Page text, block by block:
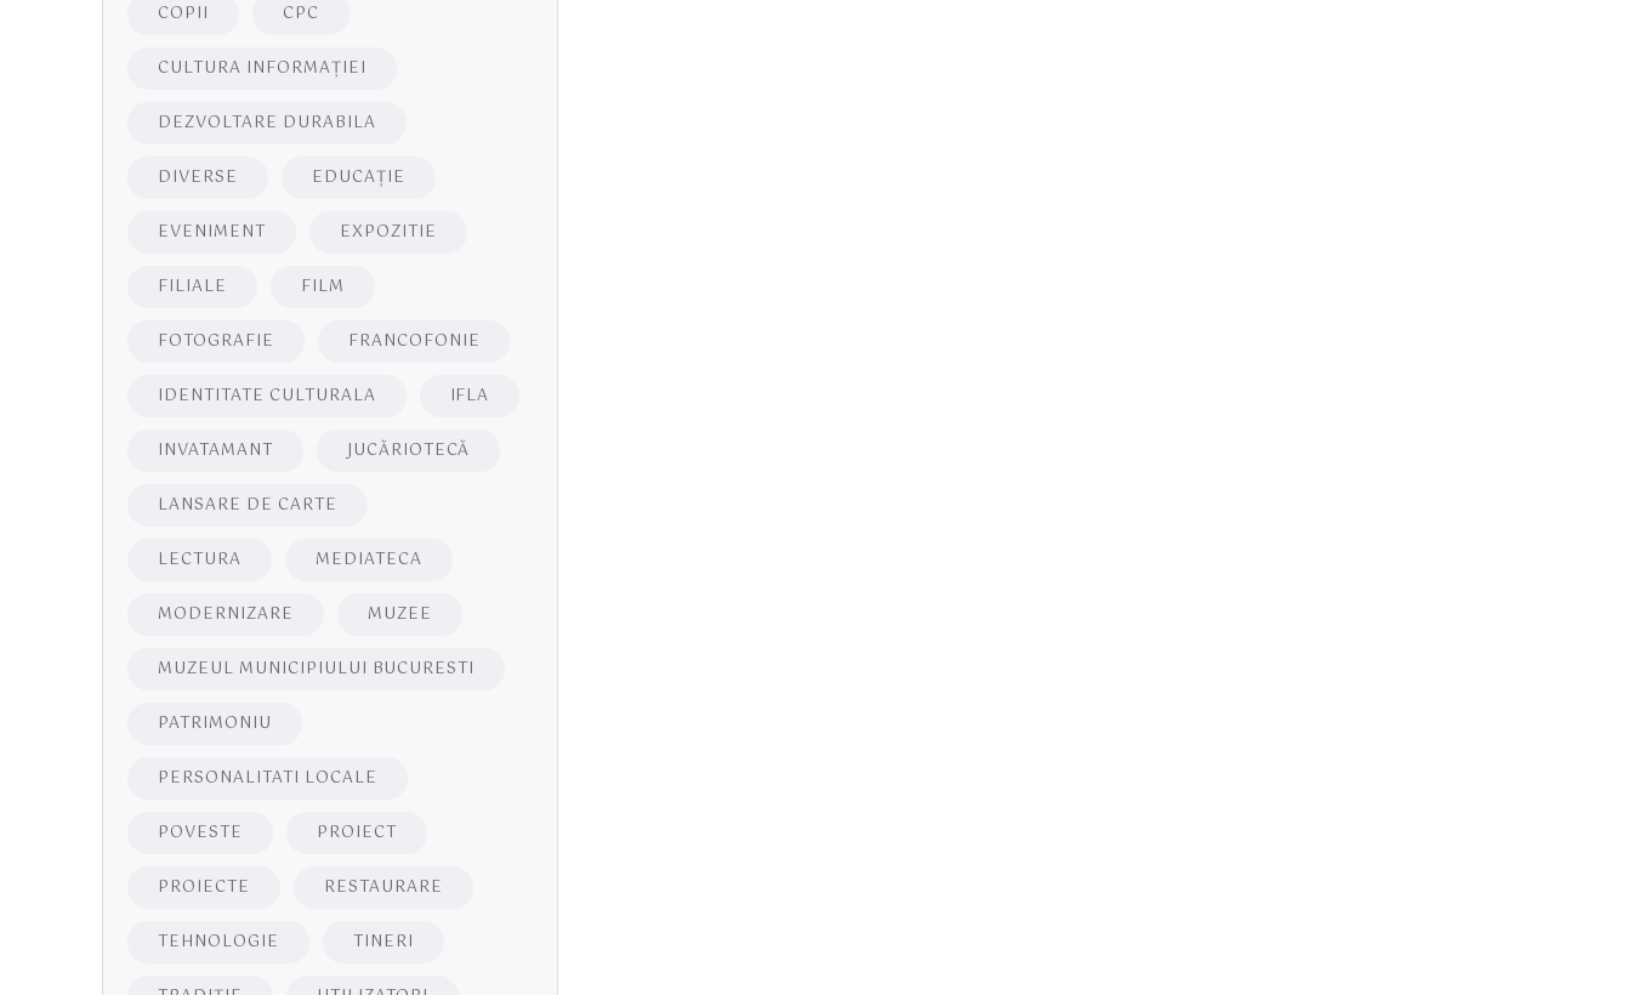
COPII CPC
CULTURA INFORMAŢIEI
DEZVOLTARE DURABILA
DIVERSE EDUCAŢIE
EVENIMENT EXPOZITIE
FILIALE FILM
FOTOGRAFIE FRANCOFONIE
IDENTITATE CULTURALA IFLA
INVATAMANT JUCĂRIOTECĂ
LANSARE DE CARTE
LECTURA MEDIATECA
MODERNIZARE MUZEE
MUZEUL MUNICIPIULUI BUCURESTI
PATRIMONIU
PERSONALITATI LOCALE
POVESTE PROIECT
PROIECTE RESTAURARE
TEHNOLOGIE TINERI